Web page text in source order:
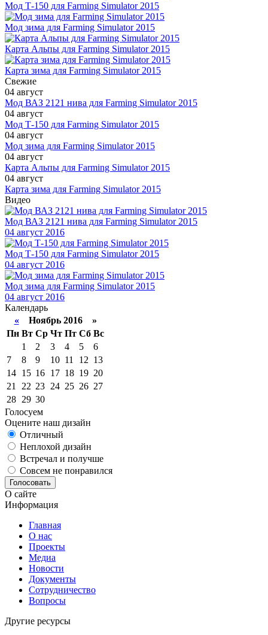
Мод Т-150 для Farming Simulator 2015
Мод зима для Farming Simulator 2015
Карта Альпы для Farming Simulator 2015
Карта зима для Farming Simulator 2015
Свежие
04 август
Мод ВАЗ 2121 нива для Farming Simulator 2015
04 август
Мод Т-150 для Farming Simulator 2015
04 август
Мод зима для Farming Simulator 2015
04 август
Карта Альпы для Farming Simulator 2015
04 август
Карта зима для Farming Simulator 2015
Видео
Мод ВАЗ 2121 нива для Farming Simulator 2015
04 август 2016
Мод Т-150 для Farming Simulator 2015
04 август 2016
Мод зима для Farming Simulator 2015
04 август 2016
Календарь
«Ноябрь 2016 »
Пн Вт Ср Чт Пт Сб Вс
1
2 3 4 5
6
7
8 9 10 11 12 13
14 15 16 17 18 19 20
21 22 23 24 25 26 27
28 29 30
Голосуем
Оцените наш дизайн
Отличный
Неплохой дизайн
Встречал и получше
Совсем не понравился
Голосовать
О сайте
Информация
Главная
О нас
Проекты
Медиа
Новости
Документы
Сотрудничество
Вопросы
Другие ресурсы